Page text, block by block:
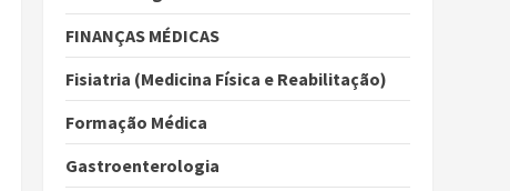
FINANÇAS MÉDICAS
Fisiatria (Medicina Física e Reabilitação)
Formação Médica
Gastroenterologia